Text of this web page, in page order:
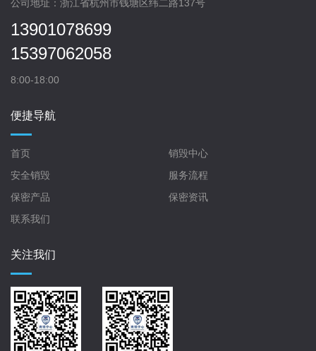
公司地址：浙江省杭州市钱塘区纬二路137号
13901078699
15397062058
8:00-18:00
便捷导航
首页
销毁中心
安全销毁
服务流程
保密产品
保密资讯
联系我们
关注我们